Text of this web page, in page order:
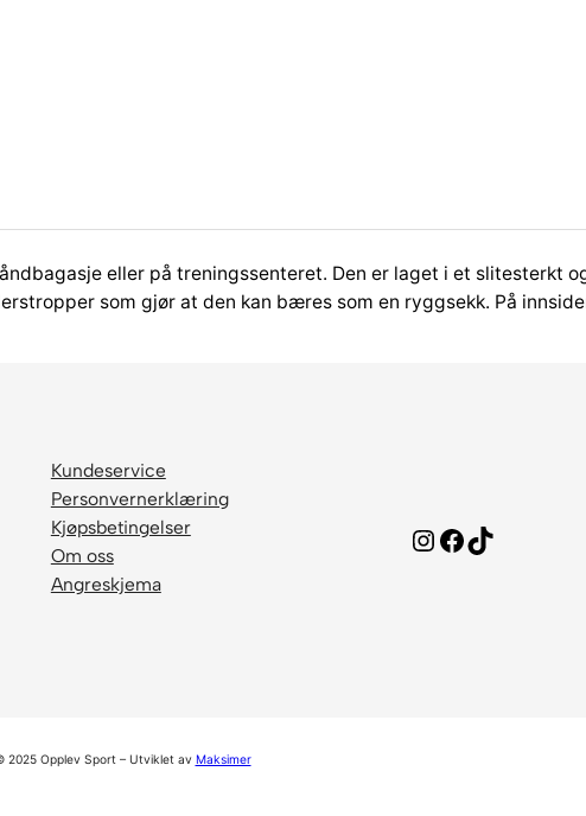
eller på treningssenteret. Den er laget i et slitesterkt
som gjør at den kan bæres som en ryggsekk. På
Kundeservice
Personvernerklæring
Kjøpsbetingelser
Om oss
Angreskjema
InstagramFacebook TikTok
2025 Opplev Sport – Utviklet av Maksimer